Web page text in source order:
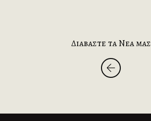
Διαβαστε τα Νεα μας